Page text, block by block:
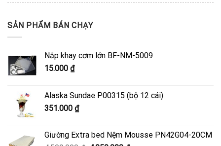
SẢN PHẨM BÁN CHẠY
Nắp khay cơm lớn BF-NM-5009
15.000 ₫
Alaska Sundae P00315 (bộ 12 cái)
351.000 ₫
Giường Extra bed Nệm Mousse PN42G04-20CM